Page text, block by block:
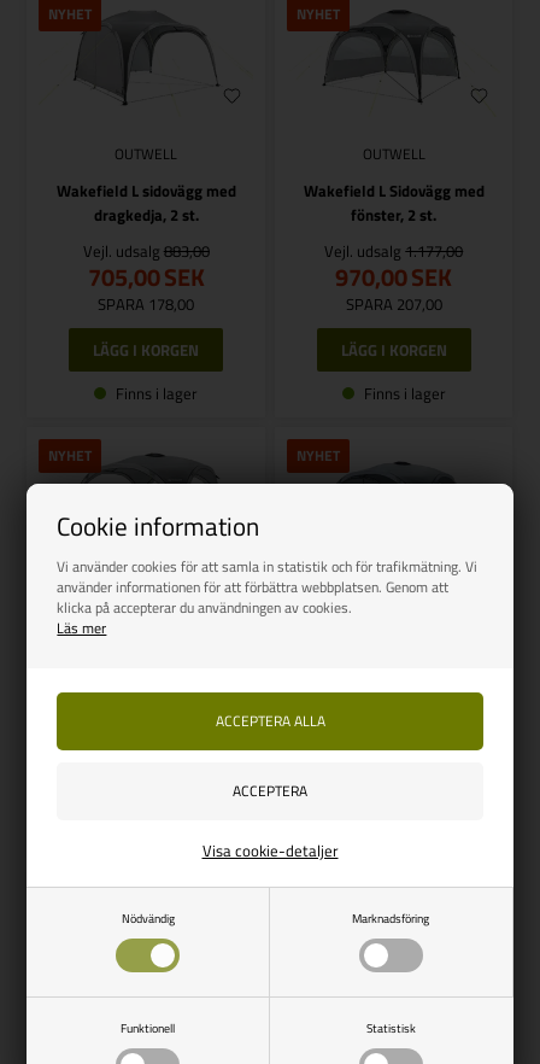
Cookie information
Vi använder cookies för att samla in statistik och för trafikmätning. Vi
använder informationen för att förbättra webbplatsen. Genom att
klicka på accepterar du användningen av cookies.
Läs mer
Nödvändig Marknadsföring
Funktionell Statistisk
Visa cookie-detaljer
NYHET
OUTWELL
Wakefield L sidovägg med
dragkedja, 2 st.
Vejl. udsalg 883,00
705,00SEK
SPARA 178,00
Finns i lager
NYHET
OUTWELL
Wakefield L Sidovägg med
fönster, 2 st.
Vejl. udsalg1.177,00
970,00SEK
SPARA 207,00
Finns i lager
NYHET
OUTWELL
Wakefield XL
Vejl. udsalg3.677,00
SPARA 663,00
NYHET
OUTWELL
Vejl. udsalg971,00
SPARA 178,00
OUTWELL